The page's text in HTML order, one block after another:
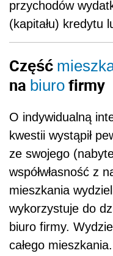
przychodów
(kapitału) kredytu
Część
na biuro firmy
O indywidualną
kwestii wystąpił
ze swojego
współwłasność z
mieszkania
wykorzystuje do
biuro firmy.
całego mieszkania.